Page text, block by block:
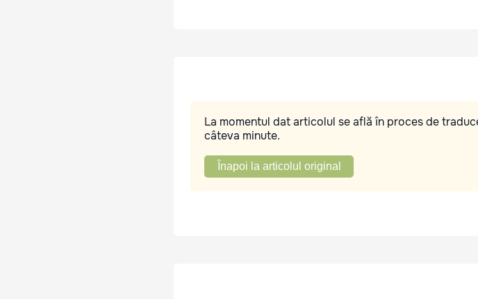
La momentul dat articolul se află în proces de
câteva minute.
Înapoi la articolul original